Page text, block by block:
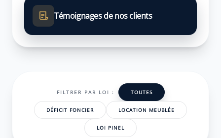
Témoignages de nos clients
FILTRER PAR LOI : TOUTES
DÉFICIT FONCIER LOCATION MEUBLÉE
LOI PINEL